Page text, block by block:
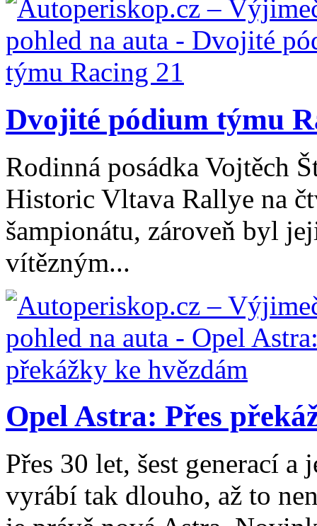
Dvojité pódium týmu
Rodinná posádka Vojtěch
Historic Vltava Rallye na
šampionátu, zároveň byl
vítězným...
Opel Astra: Přes
Přes 30 let, šest generací a
vyrábí tak dlouho, až to